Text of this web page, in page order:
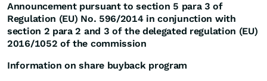
Announcement pursuant to section 5 para 3 of
Regulation (EU) No. 596/2014 in conjunction with
section 2 para 2 and 3 of the delegated regulation (EU)
2016/1052 of the commission
Information on share buyback program